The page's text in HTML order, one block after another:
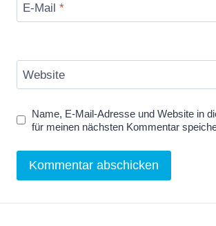
E-Mail *
Website
Name, E-Mail-Adresse und Website in
für meinen nächsten Kommentar